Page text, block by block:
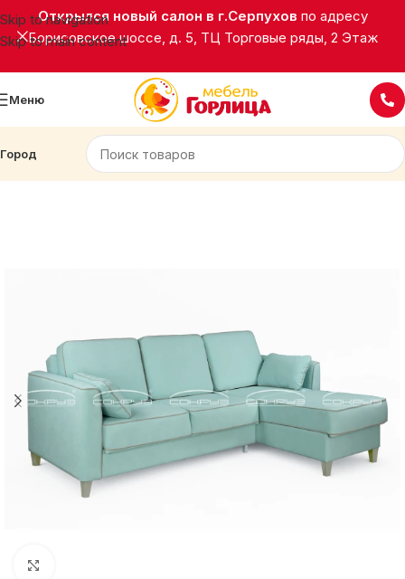
Skip to navigation
Skip to main content
Открылся новый салон в г.Серпухов по адресу
Борисовское шоссе, д. 5, ТЦ Торговые ряды, 2 Этаж
Меню
Город
Мягкая мебель Диваны угловые